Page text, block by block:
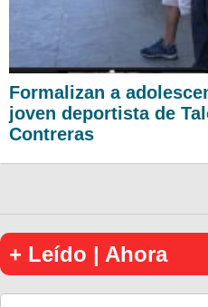
Formalizan a
joven deportista de
Contreras
+ Leído | Ahora